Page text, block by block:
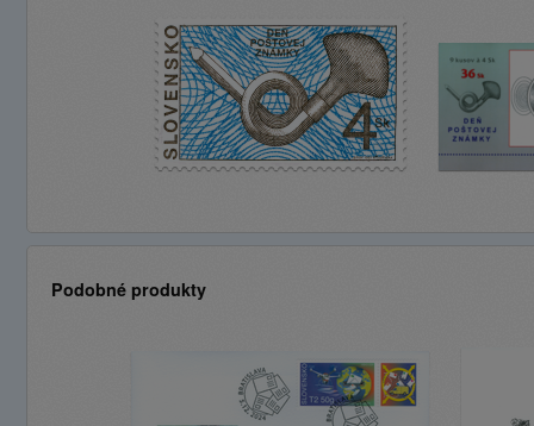
Podobné produkty